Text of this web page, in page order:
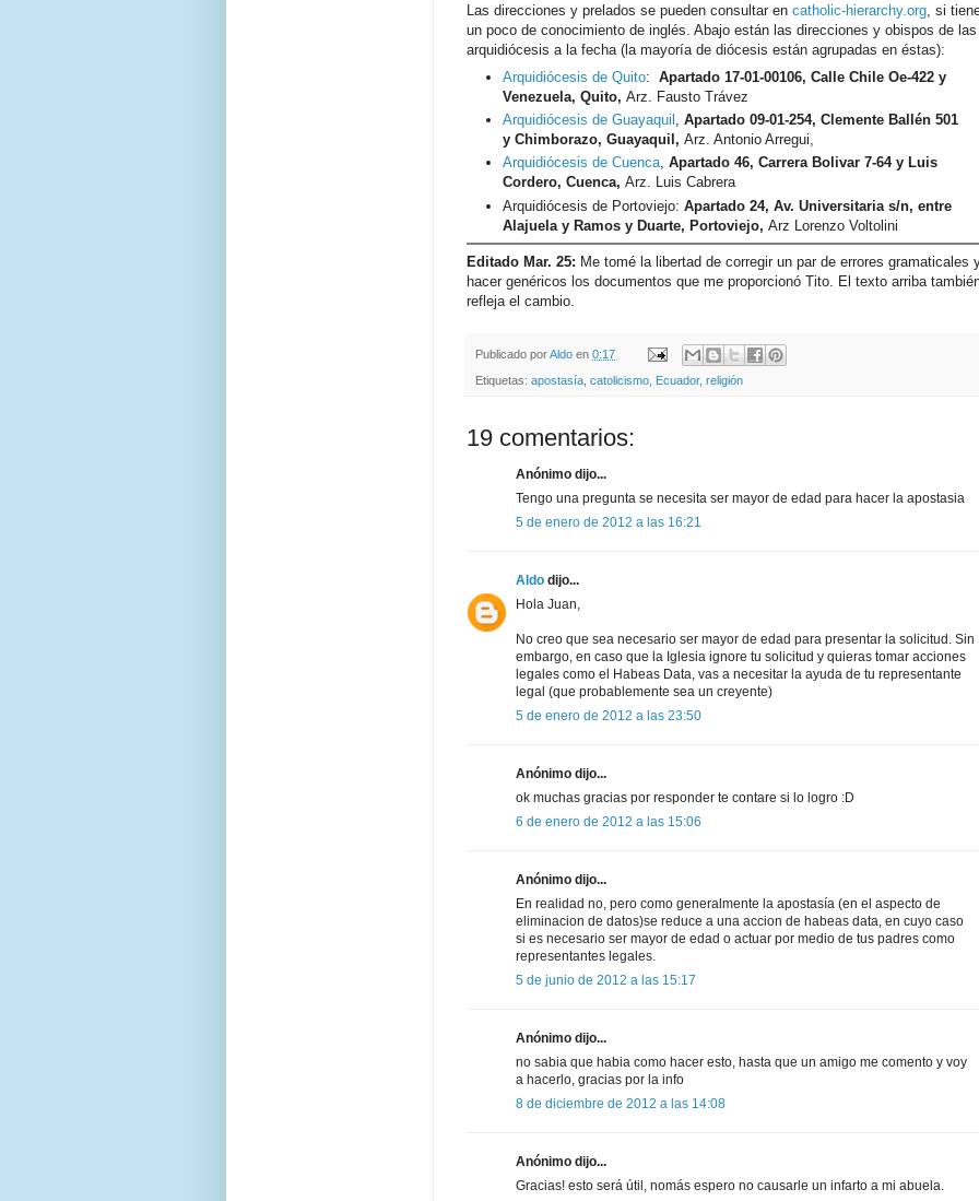
Las direcciones y prelados se pueden consultar en catholic-hierarchy.org, si
un poco de conocimiento de inglés. Abajo están las direcciones y obispos de las
arquidiócesis a la fecha (la mayoría de diócesis están agrupadas en éstas):
Arquidiócesis de Quito: Apartado 17-01-00106, Calle Chile Oe-422 y
Venezuela, Quito, Arz. Fausto Trávez
Arquidiócesis de Guayaquil
Apartado 09-01-254, Clemente Ballén 501
y Chimborazo, Guayaquil, Arz. Antonio Arregui,
Arquidiócesis de Cuenca, Apartado 46, Carrera Bolivar 7-64 y Luis
Cordero, Cuenca, Arz. Luis Cabrera
Arquidiócesis de Portoviejo: Apartado 24, Av. Universitaria s/n, entre
Alajuela y Ramos y Duarte, Portoviejo, Arz Lorenzo Voltolini
Editado Mar. 25: Me tomé la libertad de corregir un par de errores gramaticales
hacer genéricos los documentos que me proporcionó Tito. El texto arriba
refleja el cambio.
Publicado porAldo en 0:17
Etiquetas: apostasía catolicismo Ecuador, religión
19 comentarios:
Anónimo dijo...
Tengo una pregunta se necesita ser mayor de edad para hacer la apostasia
5 de enero de 2012 a las 16:21
Aldo dijo...
Hola Juan,
No creo que sea necesario ser mayor de edad para presentar la solicitud. Sin
embargo, en caso que la Iglesia ignore tu solicitud y quieras tomar acciones
legales como el Habeas Data, vas a necesitar la ayuda de tu representante
legal (que probablemente sea un creyente)
5 de enero de 2012 a las 23:50
Anónimo dijo...
ok muchas gracias por responder te contare si lo logro :D
6 de enero de 2012 a las 15:06
Anónimo dijo...
En realidad no, pero como generalmente la apostasía (en el aspecto de
eliminacion de datos)se reduce a una accion de habeas data, en cuyo caso
si es necesario ser mayor de edad o actuar por medio de tus padres como
representantes legales.
5 de junio de 2012 a las 15:17
Anónimo dijo...
no sabia que habia como hacer esto, hasta que un amigo me comento y voy
a hacerlo, gracias por la info
8 de diciembre de 2012 a las 14:08
Anónimo dijo...
Gracias! esto será útil, nomás espero no causarle un infarto a mi abuela.